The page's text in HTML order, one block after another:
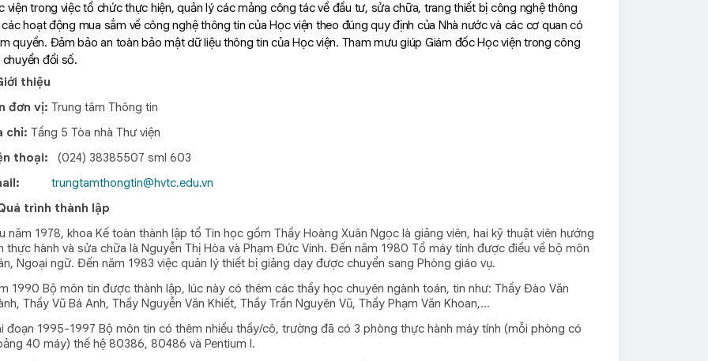
viện trong việc tổ chức thực hiện, quản lý các mảng công tác về đầu tư, sửa chữa, trang thiết bị công nghệ thông
các hoạt động mua sắm về công nghệ thông tin của Học viện theo đúng quy định của Nhà nước và các cơ quan có
quyền. Đảm bảo an toàn bảo mật dữ liệu thông tin của Học viện. Tham mưu giúp Giám đốc Học viện trong công
chuyển đổi số.
thiệu
đơn vị: Trung tâm Thông tin
chỉ: Tầng 5 Tòa nhà Thư viện
thoại: (024) 38385507 sml 603
trungtamthongtin@hvtc.edu.vn
trình thành lập
năm 1978, khoa Kế toàn thành lập tổ Tin học gồm Thầy Hoàng Xuân Ngọc là giảng viên, hai kỹ thuật viên hướng
thực hành và sửa chữa là Nguyễn Thị Hòa và Phạm Đức Vinh. Đến năm 1980 Tổ máy tính được điều về bộ môn
Ngoại ngữ. Đến năm 1983 việc quản lý thiết bị giảng dạy được chuyển sang Phòng giáo vụ.
1990 Bộ môn tin được thành lập, lúc này có thêm các thầy học chuyên ngành toán, tin như: Thầy Đào Văn
Thầy Vũ Bá Anh, Thầy Nguyễn Văn Khiết, Thầy Trần Nguyên Vũ, Thầy Phạm Văn Khoan,...
đoạn 1995-1997 Bộ môn tin có thêm nhiều thầy/cô, trường đã có 3 phòng thực hành máy tính (mỗi phòng có
40 máy) thế hệ 80386, 80486 và Pentium I.